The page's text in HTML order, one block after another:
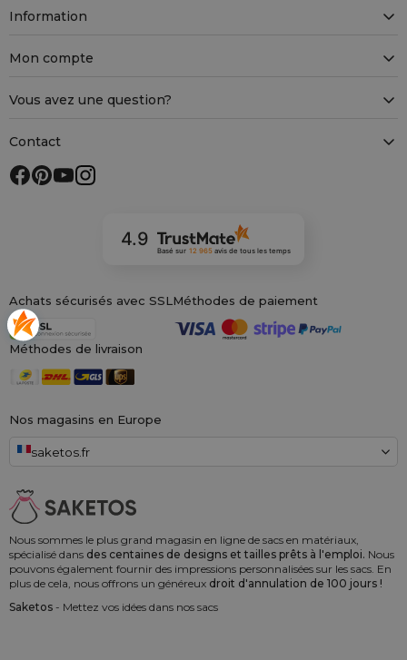
Nous sommes le plus grand magasin en ligne de sacs en matériaux,
spécialisé dans des centaines de designs et tailles prêts à l'emploi. Nous
pouvons également fournir des impressions personnalisées sur les sacs. En
plus de cela, nous offrons un généreux droit d'annulation de 100 jours !
Saketos - Mettez vos idées dans nos sacs
Nos magasins en Europe
saketos.fr
Information
Mon compte
Vous avez une question?
Contact
4.9
Basé sur 12 965avis de tous les temps
Achats sécurisés avec SSL Méthodes de paiement
Méthodes de livraison